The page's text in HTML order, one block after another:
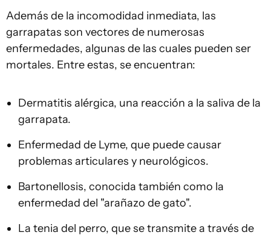
Además de la incomodidad inmediata, las
garrapatas son vectores de numerosas
enfermedades, algunas de las cuales pueden ser
mortales. Entre estas, se encuentran:
Dermatitis alérgica, una reacción a la saliva de la
garrapata.
Enfermedad de Lyme, que puede causar
problemas articulares y neurológicos.
Bartonellosis, conocida también como la
enfermedad del "arañazo de gato".
La tenia del perro, que se transmite a través de